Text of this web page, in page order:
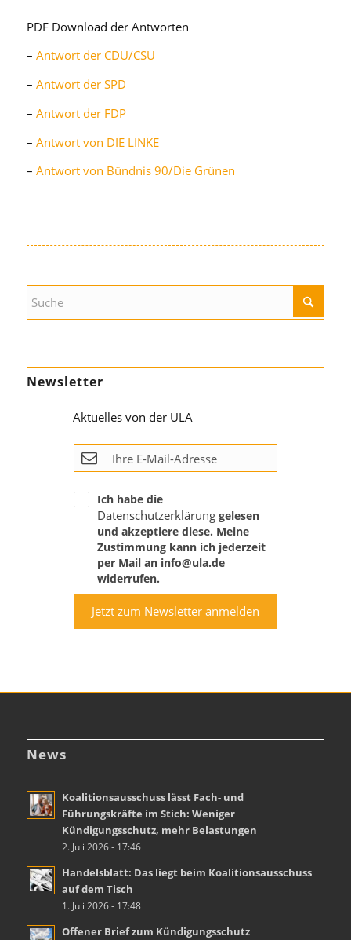
PDF Download der Antworten
– Antwort der CDU/CSU
– Antwort der SPD
– Antwort der FDP
– Antwort von DIE LINKE
– Antwort von Bündnis 90/Die Grünen
Newsletter
Jetzt zum Newsletter anmelden
Aktuelles von der ULA
Ich habe die
Datenschutzerklärung gelesen
und akzeptiere diese. Meine
Zustimmung kann ich jederzeit
per Mail an info@ula.de
widerrufen.
News
Koalitionsausschuss lässt Fach- und
Führungskräfte im Stich: Weniger
Kündigungsschutz, mehr Belastungen
2. Juli 2026 - 17:46
Handelsblatt: Das liegt beim Koalitionsausschuss
auf dem Tisch
1. Juli 2026 - 17:48
Offener Brief zum Kündigungsschutz